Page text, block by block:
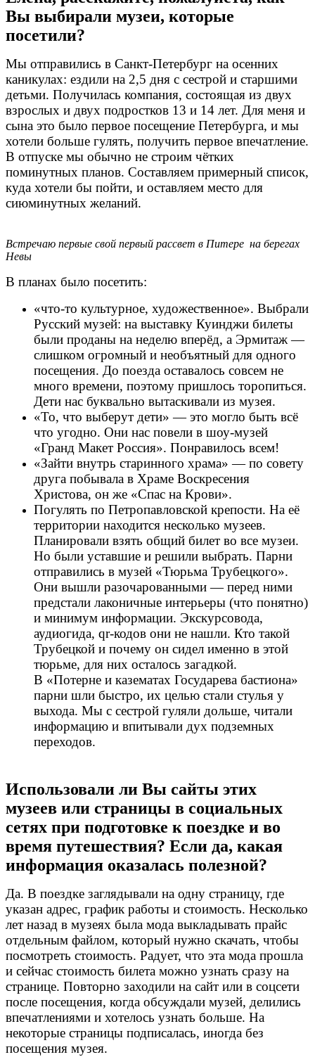
Вы выбирали музеи, которые
посетили?
Мы отправились в Санкт-Петербург на осенних
каникулах: ездили на 2,5 дня с сестрой и старшими
детьми. Получилась компания, состоящая из двух
взрослых и двух подростков 13 и 14 лет. Для меня и
сына это было первое посещение Петербурга, и мы
хотели больше гулять, получить первое впечатление.
В отпуске мы обычно не строим чётких
поминутных планов. Составляем примерный список,
куда хотели бы пойти, и оставляем место для
сиюминутных желаний.
Встречаю первые свой первый рассвет в Питере на берегах
Невы
В планах было посетить:
«что-то культурное, художественное». Выбрали
Русский музей: на выставку Куинджи билеты
были проданы на неделю вперёд, а Эрмитаж —
слишком огромный и необъятный для одного
посещения. До поезда оставалось совсем не
много времени, поэтому пришлось торопиться.
Дети нас буквально вытаскивали из музея.
«То, что выберут дети» — это могло быть всё
что угодно. Они нас повели в шоу-музей
«Гранд Макет Россия». Понравилось всем!
«Зайти внутрь старинного храма» — по совету
друга побывала в Храме Воскресения
Христова, он же «Спас на Крови».
Погулять по Петропавловской крепости. На её
территории находится несколько музеев.
Планировали взять общий билет во все музеи.
Но были уставшие и решили выбрать. Парни
отправились в музей «Тюрьма Трубецкого».
Они вышли разочарованными — перед ними
предстали лаконичные интерьеры (что понятно)
и минимум информации. Экскурсовода,
аудиогида, qr-кодов они не нашли. Кто такой
Трубецкой и почему он сидел именно в этой
тюрьме, для них осталось загадкой.
В «Потерне и казематах Государева бастиона»
парни шли быстро, их целью стали стулья у
выхода. Мы с сестрой гуляли дольше, читали
информацию и впитывали дух подземных
переходов.
Использовали ли Вы сайты этих
музеев или страницы в социальных
сетях при подготовке к поездке и во
время путешествия? Если да, какая
информация оказалась полезной?
Да. В поездке заглядывали на одну страницу, где
указан адрес, график работы и стоимость. Несколько
лет назад в музеях была мода выкладывать прайс
отдельным файлом, который нужно скачать, чтобы
посмотреть стоимость. Радует, что эта мода прошла
и сейчас стоимость билета можно узнать сразу на
странице. Повторно заходили на сайт или в соцсети
после посещения, когда обсуждали музей, делились
впечатлениями и хотелось узнать больше. На
некоторые страницы подписалась, иногда без
посещения музея.